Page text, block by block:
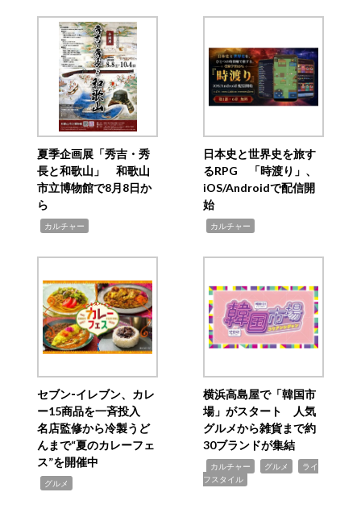
夏季企画展「秀吉・秀
長と和歌山」 和歌山
市立博物館で8月8日か
ら
カルチャー
日本史と世界史を旅す
るRPG 「時渡り」、
iOS/Androidで配信開
始
カルチャー
セブン‐イレブン、カレ
ー15商品を一斉投入
名店監修から冷製うど
んまで“夏のカレーフェ
ス”を開催中
グルメ
横浜高島屋で「韓国市
場」がスタート 人気
グルメから雑貨まで約
30ブランドが集結
カルチャー グルメ
ライ
フスタイル